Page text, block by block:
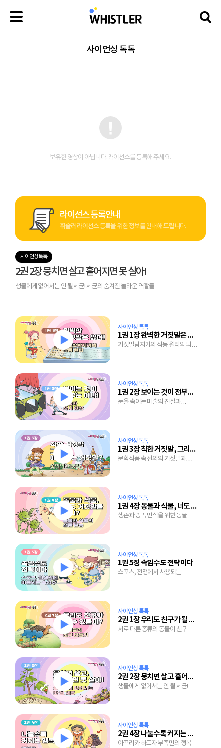
사이언싱 톡톡
보유한 영상이 아닙니다. 라이선스를 등록해 주세요.
라이선스 등록안내
휘슬러 라이선스 등록을 위한 정보를 안내해 드립니다.
사이언싱 톡톡
2권 2장 뭉치면 살고 흩어지면 못 살아!
생물에게 없어서는 안 될 세균! 세균의 숨겨진 놀라운 역할들
사이언싱 톡톡
1권 1장 완벽한 거짓말은 없다!
거짓말탐지기의 작동 원리와 뇌도
사이언싱 톡톡
1권 2장 보이는 것이 전부는 아냐!
눈을 속이는 마술의 진실과
사이언싱 톡톡
1권 3장 착한 거짓말, 그리고 해도 되는 거짓말
문학작품 속 선의의 거짓말과
사이언싱 톡톡
1권 4장 동물과 식물, 너도 거짓말을 하니?
생존과 종족 번식을 위한 동물과
사이언싱 톡톡
1권 5장 속임수도 전략이다
스포츠, 전쟁에서 사용되는
사이언싱 톡톡
2권 1장 우리도 친구가 될 수 있을까?
서로 다른 종류의 동물이 친구가
사이언싱 톡톡
2권 2장 뭉치면 살고 흩어지면 못 살아!
생물에게 없어서는 안 될 세균!
사이언싱 톡톡
2권 4장 나눌수록 커지는 행복
아프리카 하드자 부족만의 행복